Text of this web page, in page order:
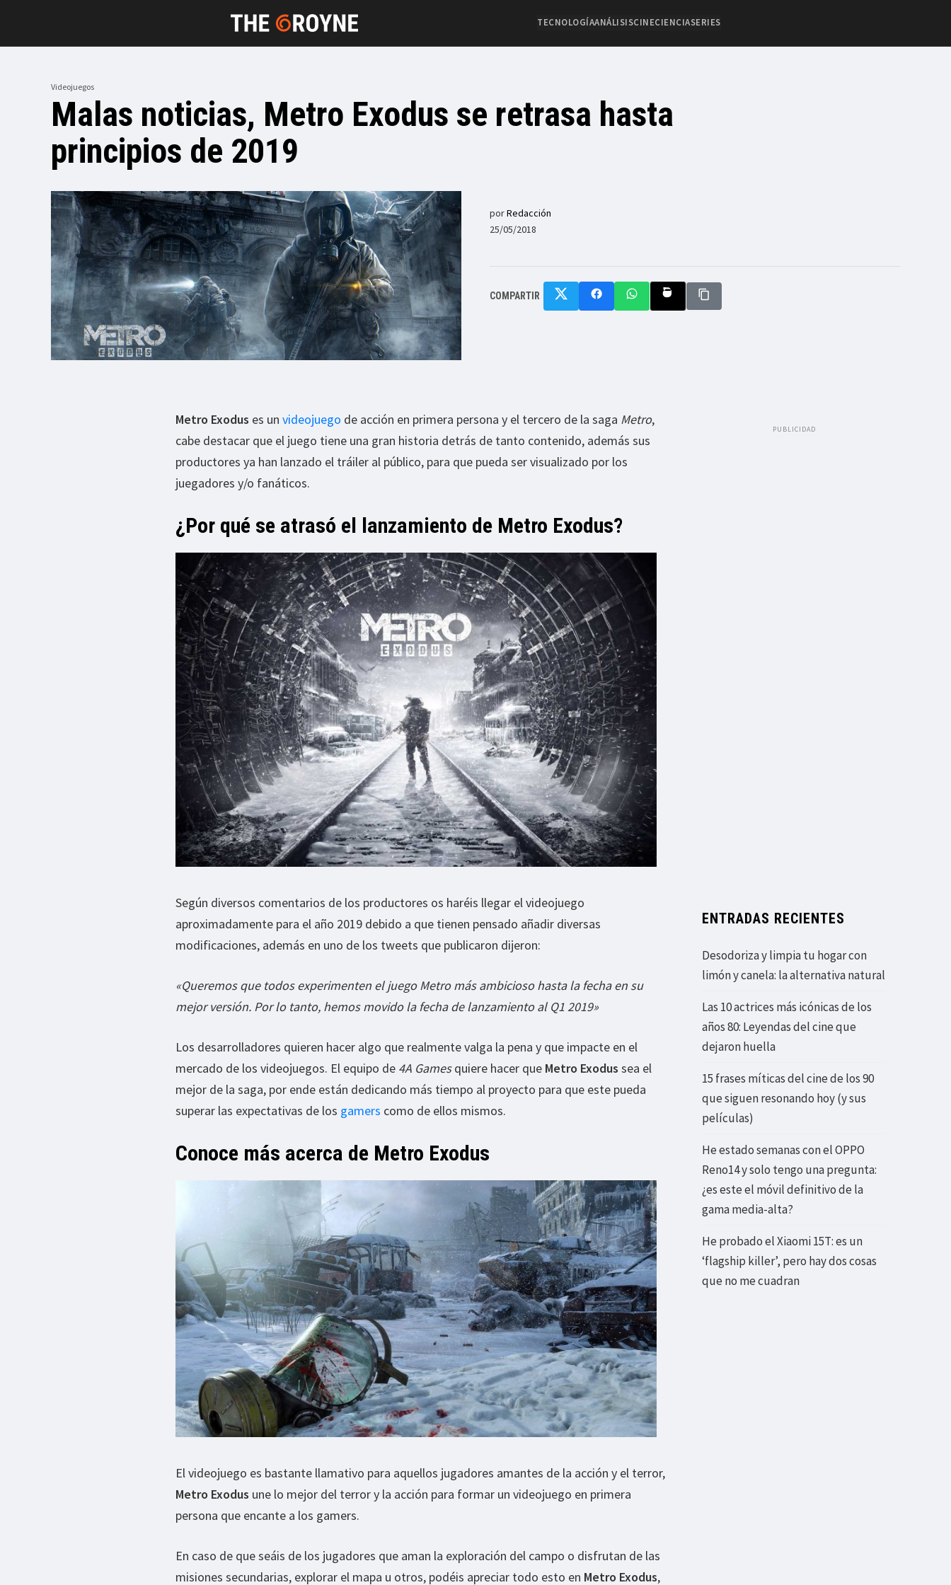
TECNOLOGÍAANÁLISISCINECIENCIASERIES
Videojuegos
Malas noticias, Metro Exodus se retrasa hasta
principios de 2019
porRedacción
25/05/2018
COMPARTIR
Metro Exodus es un videojuego de acción en primera persona y el tercero de la saga Metro,
cabe destacar que el juego tiene una gran historia detrás de tanto contenido, además sus
productores ya han lanzado el tráiler al público, para que pueda ser visualizado por los
juegadores y/o fanáticos.
¿Por qué se atrasó el lanzamiento de Metro Exodus?
Según diversos comentarios de los productores os haréis llegar el videojuego
aproximadamente para el año 2019 debido a que tienen pensado añadir diversas
modificaciones, además en uno de los tweets que publicaron dijeron:
«Queremos que todos experimenten el juego Metro más ambicioso hasta la fecha en su
mejor versión. Por lo tanto, hemos movido la fecha de lanzamiento al Q1 2019»
Los desarrolladores quieren hacer algo que realmente valga la pena y que impacte en el
mercado de los videojuegos. El equipo de 4A Gamesquiere hacer que Metro Exodus sea el
mejor de la saga, por ende están dedicando más tiempo al proyecto para que este pueda
superar las expectativas de los gamers como de ellos mismos.
Conoce más acerca de Metro Exodus
El videojuego es bastante llamativo para aquellos jugadores amantes de la acción y el terror,
Metro Exodus une lo mejor del terror y la acción para formar un videojuego en primera
persona que encante a los gamers.
En caso de que seáis de los jugadores que aman la exploración del campo o disfrutan de las
misiones secundarias, explorar el mapa u otros, podéis apreciar todo esto en Metro Exodus,
PUBLICIDAD
ENTRADAS RECIENTES
Desodoriza y limpia tu hogar con
limón y canela: la alternativa natural
Las 10 actrices más icónicas de los
años 80: Leyendas del cine que
dejaron huella
15 frases míticas del cine de los 90
que siguen resonando hoy (y sus
películas)
He estado semanas con el OPPO
Reno14 y solo tengo una pregunta:
¿es este el móvil definitivo de la
gama media-alta?
He probado el Xiaomi 15T: es un
‘flagship killer’, pero hay dos cosas
que no me cuadran